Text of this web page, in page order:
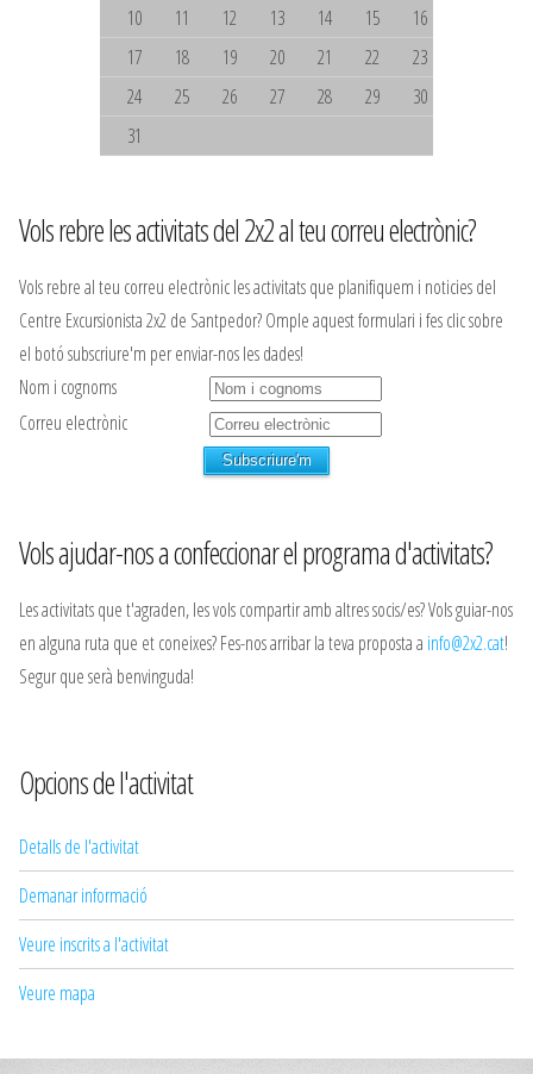
10
11 12 13 14 15
16
17
18 19 20 21 22
23
24
25 26 27 28 29
30
31
Vols rebre les activitats del 2x2 al teu correu electrònic?
Vols rebre al teu correu electrònic les activitats que planifiquem i noticies del
Centre Excursionista 2x2 de Santpedor? Omple aquest formulari i fes clic sobre
el botó subscriure'm per enviar-nos les dades!
Nom i cognoms
Correu electrònic
Vols ajudar-nos a confeccionar el programa d'activitats?
Les activitats que t'agraden, les vols compartir amb altres socis/es? Vols guiar-nos
en alguna ruta que et coneixes? Fes-nos arribar la teva proposta a info@2x2.cat!
Segur que serà benvinguda!
Opcions de l'activitat
Detalls de l'activitat
Demanar informació
Veure inscrits a l'activitat
Veure mapa